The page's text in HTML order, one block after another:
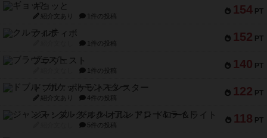
154 PT
ギョッと
紹介文あり 1件の投稿
152 PT
クルティボ
1件の投稿
140 PT
ブラヴェスト
1件の投稿
122 PT
ドブル：ポケットモンスター
紹介文あり 4件の投稿
118 PT
ジャンヌ・ダルク-オルレアン ドロー＆ライト
5件の投稿